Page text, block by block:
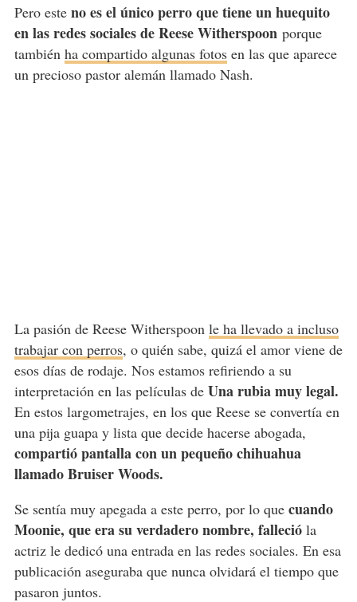
Pero este no es el único perro que tiene un huequito
en las redes sociales de Reese Witherspoon porque
también ha compartido algunas fotosen las que aparece
un precioso pastor alemán llamado Nash.
La pasión de Reese Witherspoon le ha llevado a incluso
trabajar con perros, o quién sabe, quizá el amor viene de
esos días de rodaje. Nos estamos refiriendo a su
interpretación en las películas de Una rubia muy legal.
En estos largometrajes, en los que Reese se convertía en
una pija guapa y lista que decide hacerse abogada,
compartió pantalla con un pequeño chihuahua
llamado Bruiser Woods.
Se sentía muy apegada a este perro, por lo quecuando
Moonie, que era su verdadero nombre, fallecióla
actriz le dedicó una entrada en las redes sociales. En esa
publicación aseguraba que nunca olvidará el tiempo que
pasaron juntos.